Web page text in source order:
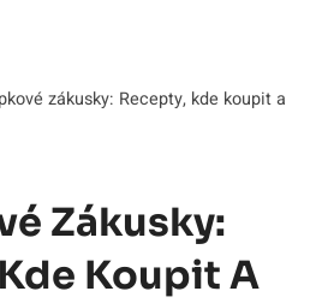
zákusky: Recepty, kde koupit a
Zákusky:
Koupit A